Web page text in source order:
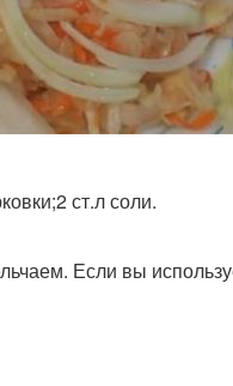
ст.л соли.
Если вы